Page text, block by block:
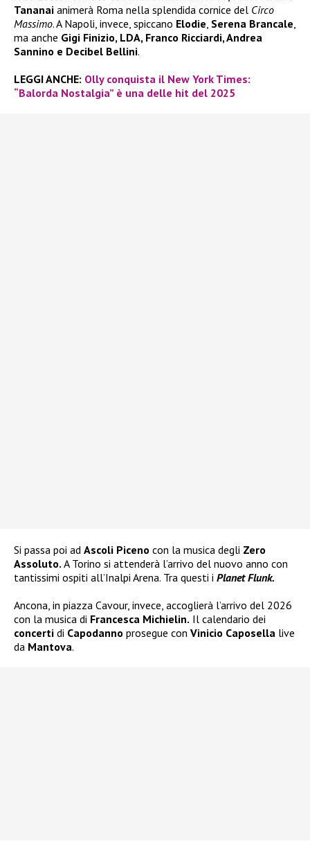
Tananai animerà Roma nella splendida cornice del Circo
Massimo. A Napoli, invece, spiccano Elodie Serena Brancale
ma anche Gigi Finizio, LDA, Franco Ricciardi, Andrea
Sannino e Decibel Bellini.
LEGGI ANCHE: Olly conquista il New York Times:
“Balorda Nostalgia” è una delle hit del 2025
Si passa poi ad Ascoli Piceno con la musica degli Zero
Assoluto. A Torino si attenderà l’arrivo del nuovo anno con
tantissimi ospiti all’Inalpi Arena. Tra questi i Planet Flunk.
Ancona, in piazza Cavour, invece, accoglierà l’arrivo del 2026
con la musica di Francesca Michielin. Il calendario dei
concerti di Capodanno prosegue con Vinicio Caposella live
da Mantova.